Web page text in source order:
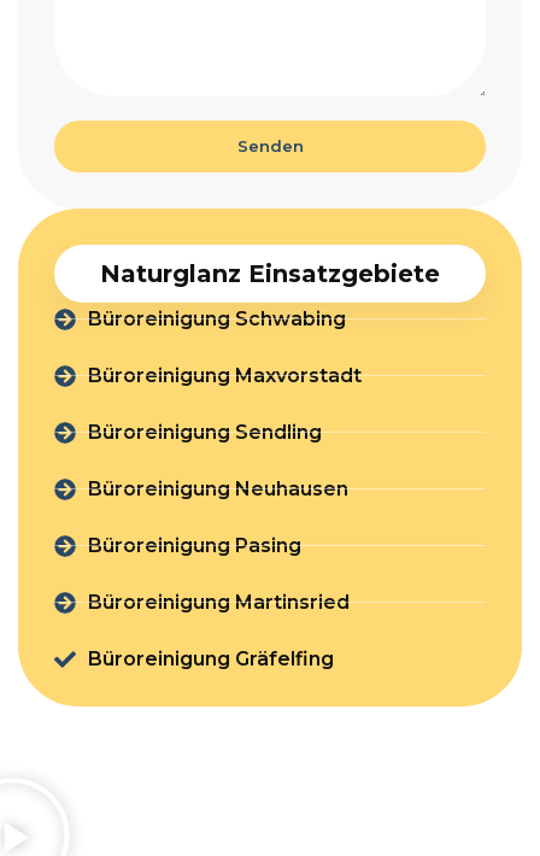
Senden
Naturglanz Einsatzgebiete
Büroreinigung Schwabing
Büroreinigung Maxvorstadt
Büroreinigung Sendling
Büroreinigung Neuhausen
Büroreinigung Pasing
Büroreinigung Martinsried
Büroreinigung Gräfelfing